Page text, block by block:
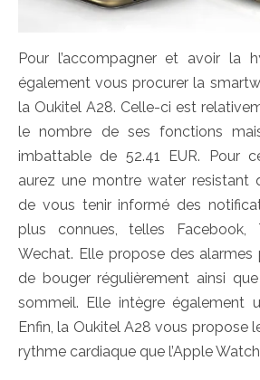
Pour l’accompagner et avoir la
également vous procurer la
la Oukitel A28. Celle-ci est
le nombre de ses fonctions
imbattable de 52.41 EUR. Pour
aurez une montre water resistant
de vous tenir informé des
plus connues, telles Facebook,
Wechat. Elle propose des
de bouger régulièrement ainsi
sommeil. Elle intègre également
Enfin, la Oukitel A28 vous propose
rythme cardiaque que l’Apple